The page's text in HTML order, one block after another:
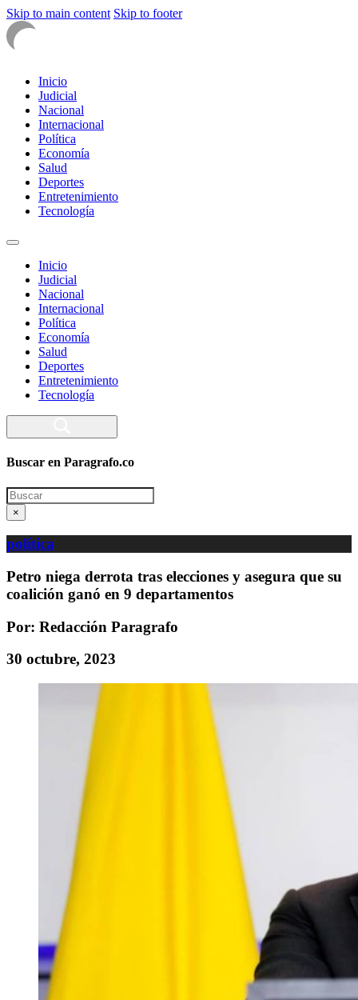
Skip to main content Skip to footer
Inicio
Judicial
Nacional
Internacional
Política
Economía
Salud
Deportes
Entretenimiento
Tecnología
Inicio
Judicial
Nacional
Internacional
Política
Economía
Salud
Deportes
Entretenimiento
Tecnología
Buscar en Paragrafo.co
Search
×
política
Petro niega derrota tras elecciones y asegura que su
coalición ganó en 9 departamentos
Por: Redacción Paragrafo
30 octubre, 2023